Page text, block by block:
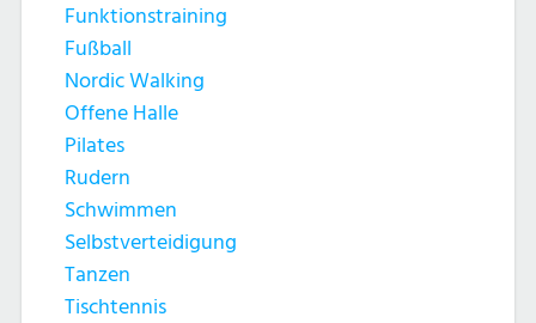
Funktionstraining
Fußball
Nordic Walking
Offene Halle
Pilates
Rudern
Schwimmen
Selbstverteidigung
Tanzen
Tischtennis